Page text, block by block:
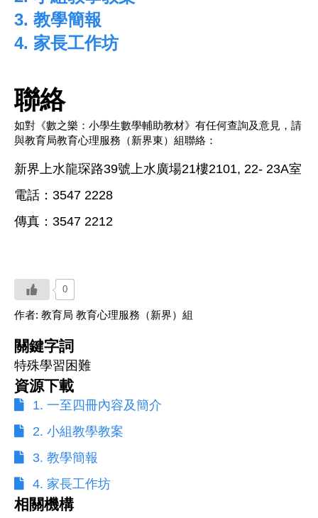
3. 教學簡報
4. 家長工作坊
聯絡
如對《數之樂：小學生數學輔助教材》有任何查詢及意見，請
與教育局教育心理服務（新界東）組聯絡：
新界上水龍琛路39號上水廣場21樓2101, 22- 23A室
電話：3547 2228
傳真：3547 2212
0
作者: 教育局 教育心理服務（新界）組
關鍵字詞
特殊學習困難
資源下載
1. 一至四冊內容及簡介
2. 小組教學教案
3. 教學簡報
4. 家長工作坊
相關機構